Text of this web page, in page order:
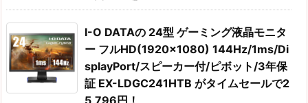
I-O DATAの 24型 ゲーミング液晶モニタ
ー フルHD(1920×1080) 144Hz/1ms/Di
splayPort/スピーカー付/ピボット/3年保
証 EX-LDGC241HTB がタイムセールで2